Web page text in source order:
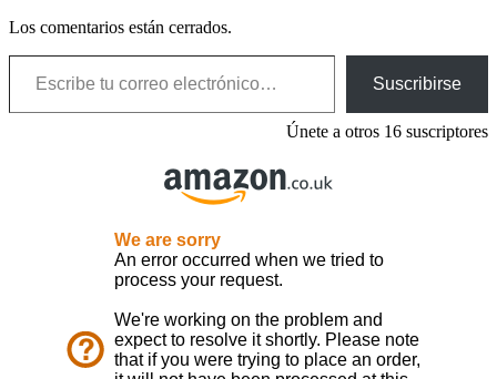
Los comentarios están cerrados.
Escribe tu correo electrónico…
Suscribirse
Únete a otros 16 suscriptores